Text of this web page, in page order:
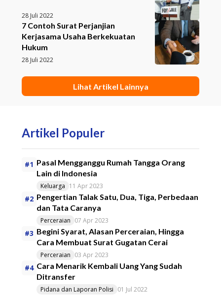
28 Juli 2022
7 Contoh Surat Perjanjian
Kerjasama Usaha Berkekuatan
Hukum
28 Juli 2022
Lihat Artikel Lainnya
Artikel Populer
#1 Pasal Mengganggu Rumah Tangga Orang
Lain di Indonesia
Keluarga 11 Apr 2023
#2 Pengertian Talak Satu, Dua, Tiga, Perbedaan
dan Tata Caranya
Perceraian 07 Apr 2023
#3 Begini Syarat, Alasan Perceraian, Hingga
Cara Membuat Surat Gugatan Cerai
Perceraian 03 Apr 2023
#4 Cara Menarik Kembali Uang Yang Sudah
Ditransfer
Pidana dan Laporan Polisi 01 Jul 2022